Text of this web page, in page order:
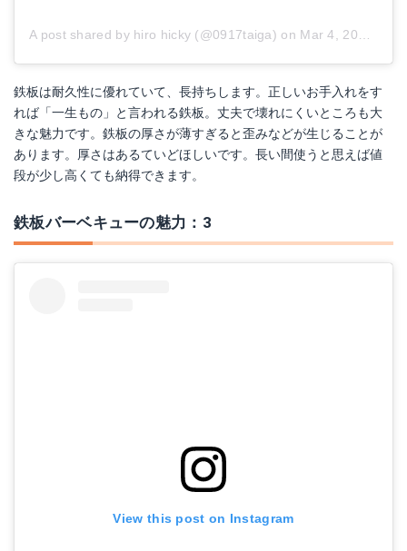
A post shared by hiro hicky (@0917taiga) on Mar 4, 2018 at 12:57am PST
鉄板は耐久性に優れていて、長持ちします。正しいお手入れをす
れば「一生もの」と言われる鉄板。丈夫で壊れにくいところも大
きな魅力です。鉄板の厚さが薄すぎると歪みなどが生じることが
あります。厚さはあるていどほしいです。長い間使うと思えば値
段が少し高くても納得できます。
鉄板バーベキューの魅力：3
View this post on Instagram